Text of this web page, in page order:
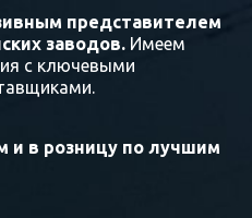
представителем
заводов. Имеем
с ключевыми
и в розницу по лучшим